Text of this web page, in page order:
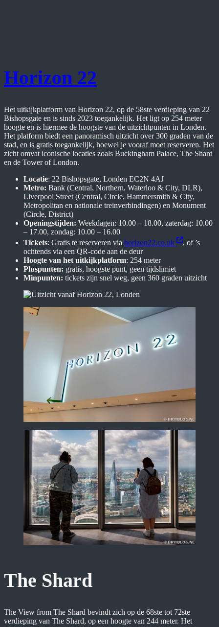
Horizon 22
Het uitkijkplatform van Horizon 22, op de 58ste verdieping van 22
Bishopsgate en is sinds 2023 toegankelijk. Het ligt op 254 meter
hoogte en is hiermee de hoogste van de uitzichtpunten in Londen.
Het platform biedt een panoramisch uitzicht over 300 graden van de
stad, en is gratis toegankelijk, hoewel je vooraf moet reserveren. Het
zicht omvat iconische locaties zoals Buckingham Palace, The Shard
en de Tower of London.
Locatie: 22 Bishopsgate, Londen EC2N 4AJ
Metro: Bank (Central, Northern, Waterloo & City, DLR),
Liverpool Street (Central, Circle, Hammersmith & City,
Metropolitan en nationale treinverbindingen) en Monument
(Circle, District)
Openingstijden: Weekdagen: 10.00 – 18.00, zaterdag: 10.00
– 17.00, zondag: 10.00 – 16.00
Tickets: Gratis te reserveren via horizon22.co.uk
, of ’s
ochtends via een QR-code aan de deur
Hoogte van het uitkijkplatform: 254 meter
Pluspunten: gratis, hoogste punt, geen tijdslimiet
Minpunten: tickets zijn snel weg, geen 360 graden uitzicht
The Shard
The View from The Shard bevindt zich op de 68ste tot 72ste
verdieping van The Shard, op een hoogte van 244 meter. Het